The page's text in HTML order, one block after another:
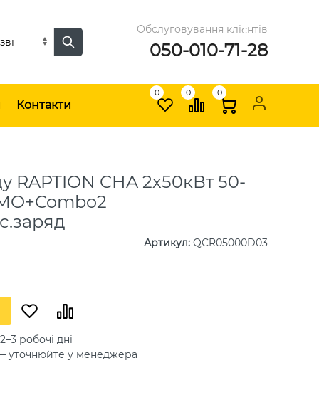
Обслуговування клієнтів
050-010-71-28
Контакти
0 0 0
RAPTION CHA 2х50кВт 50-
Артикул: QCR05000D03
робочі дні
уточнюйте у менеджера